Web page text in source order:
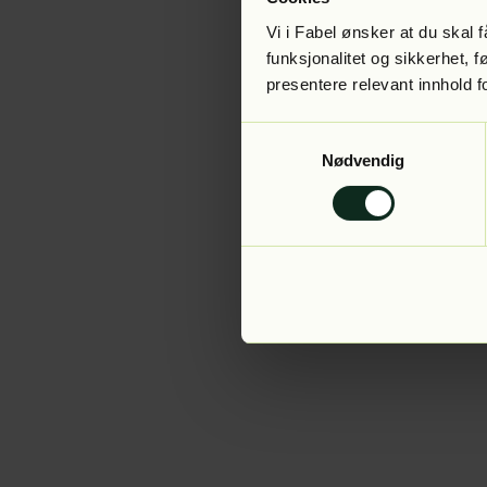
Vi i Fabel ønsker at du skal
funksjonalitet og sikkerhet,
presentere relevant innhold
Nødvendig
Application